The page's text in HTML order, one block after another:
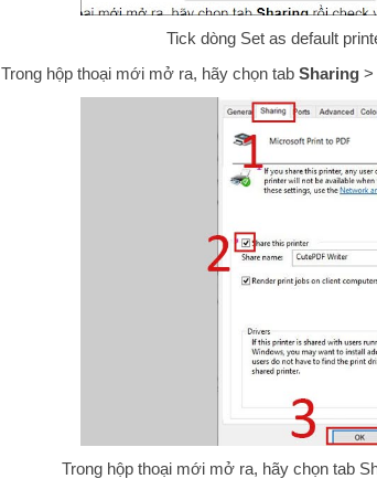
Tick dòng Set as default
Trong hộp thoại mới mở ra, hãy chọn tab Sharing >
Trong hộp thoại mới mở ra, hãy chọn tab